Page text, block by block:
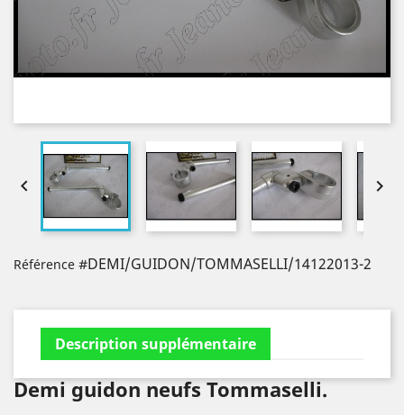
 
Référence #DEMI/GUIDON/TOMMASELLI/14122013-2
Description supplémentaire
Demi guidon neufs Tommaselli.